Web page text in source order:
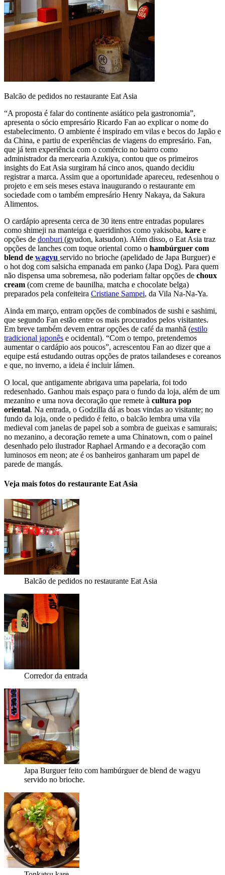
Balcão de pedidos no restaurante Eat Asia
“A proposta é falar do continente asiático pela gastronomia”,
apresenta o sócio empresário Ricardo Fan ao explicar o nome do
estabelecimento. O ambiente é inspirado em vilas e becos do Japão e
da China, e partiu de experiências de viagens do empresário. Fan,
que já tem experiência com o comércio no bairro como
administrador da mercearia Azukiya, contou que os primeiros
insights do Eat Asia surgiram há cinco anos, quando decidiu
registrar a marca. Assim que a oportunidade apareceu, redesenhou o
projeto e em seis meses estava inaugurando o restaurante em
sociedade com o também empresário Henry Nakaya, da Sakura
Alimentos.
O cardápio apresenta cerca de 30 itens entre entradas populares
como shimeji na manteiga e queridinhos como yakisoba, kare e
opções de donburi (gyudon, katsudon). Além disso, o Eat Asia traz
opções de lanches com toque oriental como o hambúrguer com
blend de wagyu servido no brioche (apelidado de Japa Burguer) e
o hot dog com salsicha empanada em panko (Japa Dog). Para quem
não dispensa uma sobremesa, não poderiam faltar opções de choux
cream (com creme de baunilha, matcha e chocolate belga)
preparados pela confeiteira Cristiane Sampei, da Vila Na-Na-Ya.
Ainda em março, entram opções de combinados de sushi e sashimi,
que segundo Fan estão entre os mais procurados pelos visitantes.
Em breve também devem entrar opções de café da manhã (estilo
tradicional japonês e ocidental). “Com o tempo, pretendemos
aumentar o cardápio aos poucos”, acrescentou Fan ao dizer que a
equipe está estudando outras opções de pratos tailandeses e coreanos
e que, no inverno, a ideia é incluir lámen.
O local, que antigamente abrigava uma papelaria, foi todo
redesenhado. Ganhou mais espaço para o fundo da loja, além de um
mezanino e uma nova decoração que remete à cultura pop
oriental. Na entrada, o Godzilla dá as boas vindas ao visitante; no
fundo da loja, onde o pedido é feito, o balcão lembra uma vila
medieval com janelas de papel sob a sombra de gueixas e samurais;
no mezanino, a decoração remete a uma Chinatown, com o painel
desenhado pelo ilustrador Raphael Armando e a decoração com
luminosos em neon; ate é os banheiros ganharam um papel de
parede de mangás.
Veja mais fotos do restaurante Eat Asia
Balcão de pedidos no restaurante Eat Asia
Corredor da entrada
Japa Burguer feito com hambúrguer de blend de wagyu
servido no brioche.